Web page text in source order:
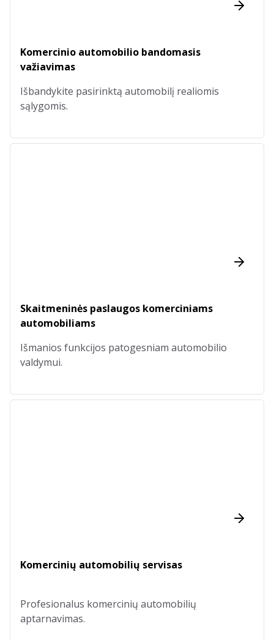
Komercinio automobilio bandomasis
važiavimas
Išbandykite pasirinktą automobilį realiomis
sąlygomis.
Skaitmeninės paslaugos komerciniams
automobiliams
Išmanios funkcijos patogesniam automobilio
valdymui.
Komercinių automobilių servisas
Profesionalus komercinių automobilių
aptarnavimas.